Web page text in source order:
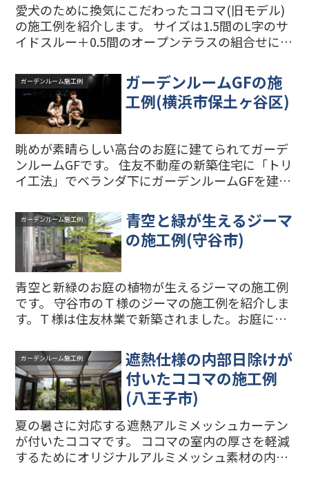
愛犬のために換気にこだわったココマ(旧モデル)
の施工例を紹介します。 サイズは1.5間のL字のサ
イドスルー＋0.5間のオープンテラスの組合せにな
組込みました。 右側面にはリクシルの住宅用のル
ーバ...
ガーデンルーム施工例
ガーデンルームGFの施
工例(横浜市保土ヶ谷区)
眺めが素晴らしい高台のお庭に建てられてガーデ
ンルームGFです。 住友不動産の新築住宅に「トリ
イ工法」でベランダ下にガーデンルームGFを建て
よく気持ちのいい空間になりました。 「トリイ工
法」をベラ...
ガーデンルーム施工例
青空と緑が生えるジーマ
の施工例(守谷市)
青空と新緑のお庭の植物が生えるジーマの施工例
です。 守谷市のＴ様のジーマの施工例を紹介しま
す。Ｔ様は住友林業で新築されました。お庭にガ
相談したところ、外壁に穴をあけてたてた場合に
住宅の保証が切れて...
ガーデンルーム施工例
遮熱仕様の内部日除けが
付いたココマの施工例
(八王子市)
夏の暑さに対応する遮熱アルミメッシュカーテン
が付いたココマです。 ココマの室内の厚さを軽減
するためにオリジナルアルミメッシュ素材の内部